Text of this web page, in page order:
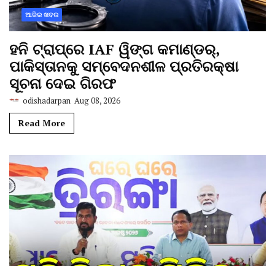
ଆଜିର ଖବର
ହନି ଟ୍ରାପ୍‌ରେ IAF ୱିଙ୍ଗ କମାଣ୍ଡର୍,
ପାକିସ୍ତାନକୁ ସମ୍ବେଦନଶୀଳ ପ୍ରତିରକ୍ଷା
ସୂଚନା ଦେଇ ଗିରଫ
odishadarpan Aug 08, 2026
Read More